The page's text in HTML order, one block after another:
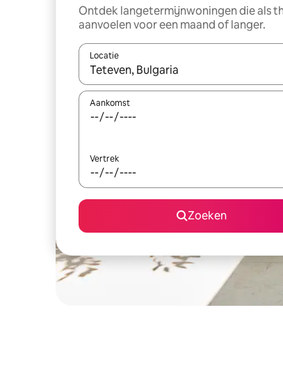
Ontdek langetermijnwoningen die als
aanvoelen voor een maand of langer.
Locatie
Wanneer er resultaten beschikbaar zijn,
Aankomst
Vertrek
Zoeken